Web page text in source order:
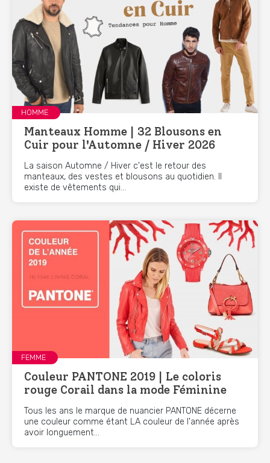
HOMME
Manteaux Homme | 32 Blousons en
Cuir pour l'Automne / Hiver 2026
La saison Automne / Hiver c'est le retour des
manteaux, des vestes et blousons au quotidien. Il
existe de vêtements qui...
FEMME
Couleur PANTONE 2019 | Le coloris
rouge Corail dans la mode Féminine
Tous les ans le marque de nuancier PANTONE décerne
une couleur comme étant LA couleur de l'année après
avoir longuement...